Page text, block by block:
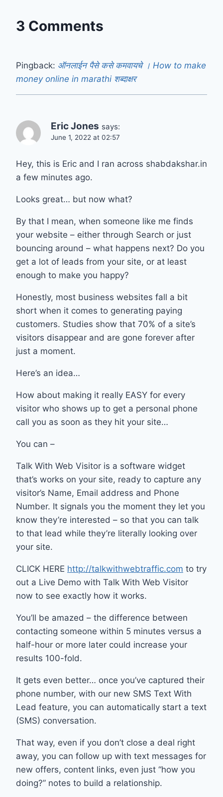
3 Comments
Pingback: ऑनलाईन पैसे कसे कमवायचे । How to make
money online in marathi शब्दाक्षर
Eric Jones says:
June 1, 2022 at 02:57
Hey, this is Eric and I ran across shabdakshar.in
a few minutes ago.
Looks great… but now what?
By that I mean, when someone like me finds
your website – either through Search or just
bouncing around – what happens next? Do you
get a lot of leads from your site, or at least
enough to make you happy?
Honestly, most business websites fall a bit
short when it comes to generating paying
customers. Studies show that 70% of a site’s
visitors disappear and are gone forever after
just a moment.
Here’s an idea…
How about making it really EASY for every
visitor who shows up to get a personal phone
call you as soon as they hit your site…
You can –
Talk With Web Visitor is a software widget
that’s works on your site, ready to capture any
visitor’s Name, Email address and Phone
Number. It signals you the moment they let you
know they’re interested – so that you can talk
to that lead while they’re literally looking over
your site.
CLICK HERE http://talkwithwebtraffic.com to try
out a Live Demo with Talk With Web Visitor
now to see exactly how it works.
You’ll be amazed – the difference between
contacting someone within 5 minutes versus a
half-hour or more later could increase your
results 100-fold.
It gets even better… once you’ve captured their
phone number, with our new SMS Text With
Lead feature, you can automatically start a text
(SMS) conversation.
That way, even if you don’t close a deal right
away, you can follow up with text messages for
new offers, content links, even just “how you
doing?” notes to build a relationship.